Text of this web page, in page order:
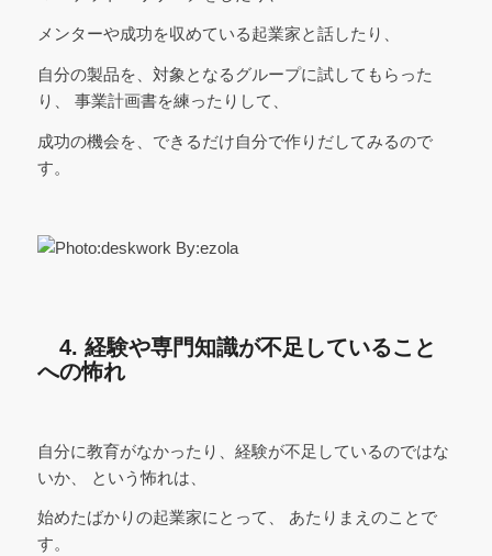
メンターや成功を収めている起業家と話したり、
自分の製品を、対象となるグループに試してもらった
り、 事業計画書を練ったりして、
成功の機会を、できるだけ自分で作りだしてみるので
す。
4. 経験や専門知識が不足していること
への怖れ
自分に教育がなかったり、経験が不足しているのではな
いか、 という怖れは、
始めたばかりの起業家にとって、 あたりまえのことで
す。